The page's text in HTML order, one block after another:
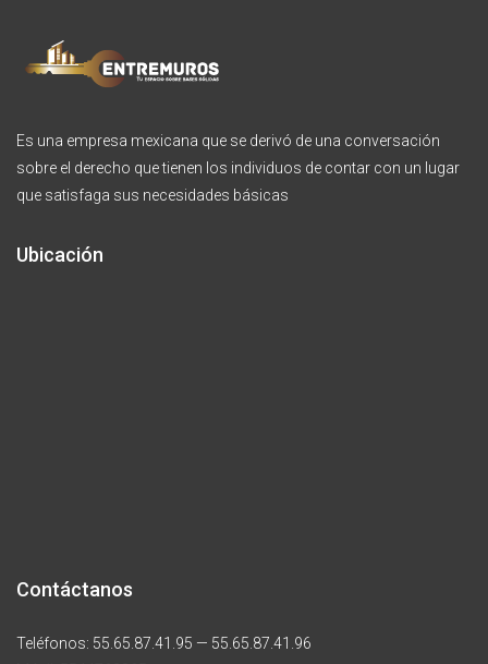
Es una empresa mexicana que se derivó de una conversación
sobre el derecho que tienen los individuos de contar con un lugar
que satisfaga sus necesidades básicas
Ubicación
Contáctanos
Teléfonos: 55.65.87.41.95 — 55.65.87.41.96